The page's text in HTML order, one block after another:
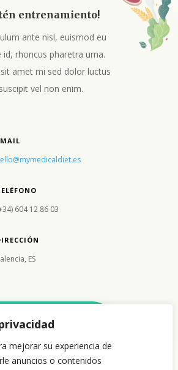
mejorar su experiencia de
anuncios o contenidos
entrenamiento!
ante nisl, euismod eu
id, rhoncus pharetra urna.
amet mi sed dolor luctus
suscipit vel non enim.
604 12 86 03
ES
CONSULTA
GRATIS